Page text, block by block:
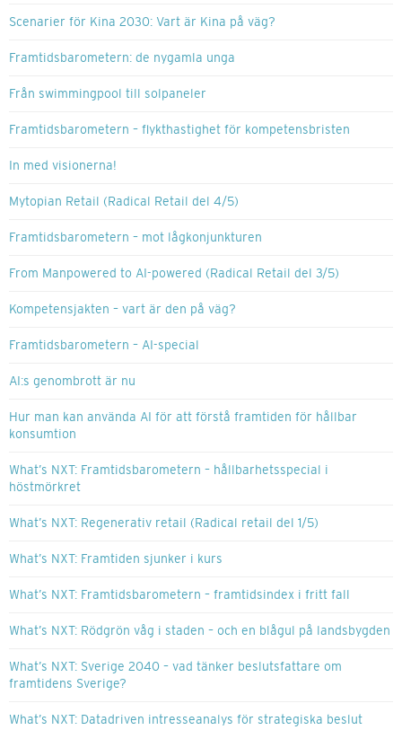
Scenarier för Kina 2030: Vart är Kina på väg?
Framtidsbarometern: de nygamla unga
Från swimmingpool till solpaneler
Framtidsbarometern – flykthastighet för kompetensbristen
In med visionerna!
Mytopian Retail (Radical Retail del 4/5)
Framtidsbarometern – mot lågkonjunkturen
From Manpowered to AI-powered (Radical Retail del 3/5)
Kompetensjakten – vart är den på väg?
Framtidsbarometern – AI-special
AI:s genombrott är nu
Hur man kan använda AI för att förstå framtiden för hållbar
konsumtion
What’s NXT: Framtidsbarometern – hållbarhetsspecial i
höstmörkret
What’s NXT: Regenerativ retail (Radical retail del 1/5)
What’s NXT: Framtiden sjunker i kurs
What’s NXT: Framtidsbarometern – framtidsindex i fritt fall
What’s NXT: Rödgrön våg i staden – och en blågul på landsbygden
What’s NXT: Sverige 2040 – vad tänker beslutsfattare om
framtidens Sverige?
What’s NXT: Datadriven intresseanalys för strategiska beslut